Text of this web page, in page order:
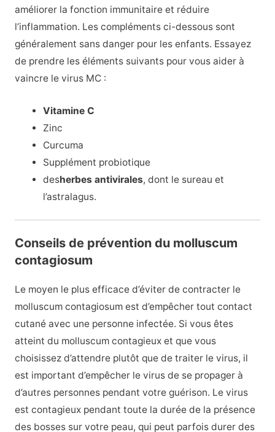
améliorer la fonction immunitaire et réduire
l’inflammation. Les compléments ci-dessous sont
généralement sans danger pour les enfants. Essayez
de prendre les éléments suivants pour vous aider à
vaincre le virus MC :
Vitamine C
Zinc
Curcuma
Supplément probiotique
desherbes antivirales, dont le sureau et
l’astralagus.
Conseils de prévention du molluscum
contagiosum
Le moyen le plus efficace d’éviter de contracter le
molluscum contagiosum est d’empêcher tout contact
cutané avec une personne infectée. Si vous êtes
atteint du molluscum contagieux et que vous
choisissez d’attendre plutôt que de traiter le virus, il
est important d’empêcher le virus de se propager à
d’autres personnes pendant votre guérison. Le virus
est contagieux pendant toute la durée de la présence
des bosses sur votre peau, qui peut parfois durer des